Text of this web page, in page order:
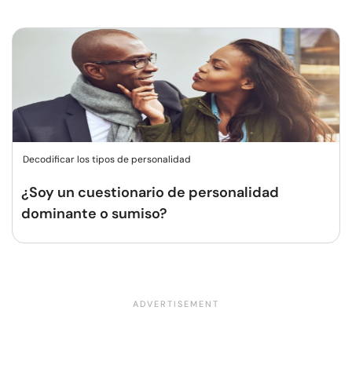
Decodificar los tipos de personalidad
¿Soy un cuestionario de personalidad
dominante o sumiso?